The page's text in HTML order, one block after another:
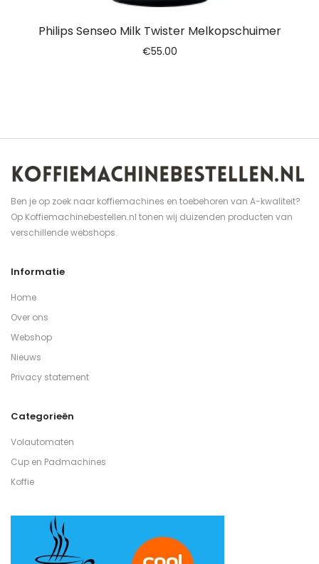
Philips Senseo Milk Twister Melkopschuimer
€55.00
Ben je op zoek naar koffiemachines en toebehoren van A-kwaliteit?
Op Koffiemachinebestellen.nl tonen wij duizenden producten van
verschillende webshops.
Informatie
Home
Over ons
Webshop
Nieuws
Privacy statement
Categorieën
Volautomaten
Cup en Padmachines
Koffie